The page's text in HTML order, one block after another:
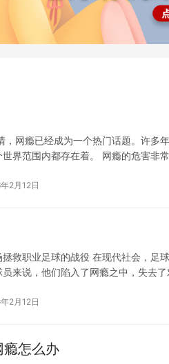
，网瘾已经成为一个热门话题。许多
界范围内都存在着。 网瘾的危害非
2月12日
救职业足球的战役 在现代社会，足
来说，他们陷入了网瘾之中，失去
2月12日
瘾怎么办